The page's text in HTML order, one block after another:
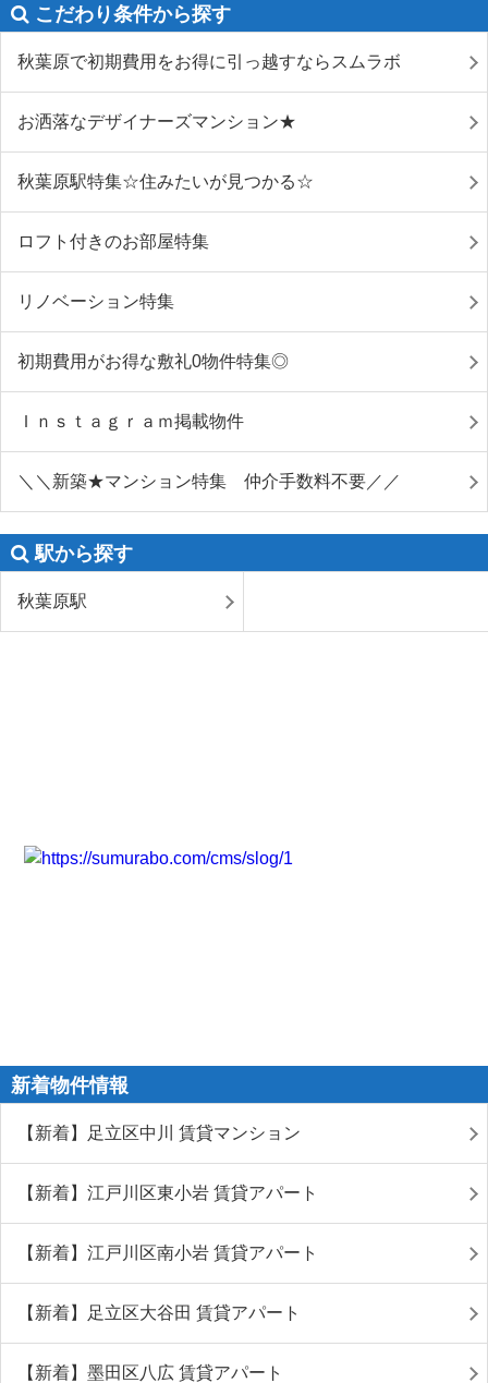
こだわり条件から探す
秋葉原で初期費用をお得に引っ越すならスムラボ
お洒落なデザイナーズマンション★
秋葉原駅特集☆住みたいが見つかる☆
ロフト付きのお部屋特集
リノベーション特集
初期費用がお得な敷礼0物件特集◎
Ｉｎｓｔａｇｒａｍ掲載物件
＼＼新築★マンション特集 仲介手数料不要／／
駅から探す
秋葉原駅
新着物件情報
【新着】足立区中川 賃貸マンション
【新着】江戸川区東小岩 賃貸アパート
【新着】江戸川区南小岩 賃貸アパート
【新着】足立区大谷田 賃貸アパート
【新着】墨田区八広 賃貸アパート